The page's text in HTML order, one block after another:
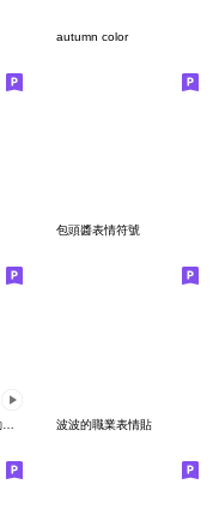
autumn color
包頭醬表情符號
波波的職業表情貼